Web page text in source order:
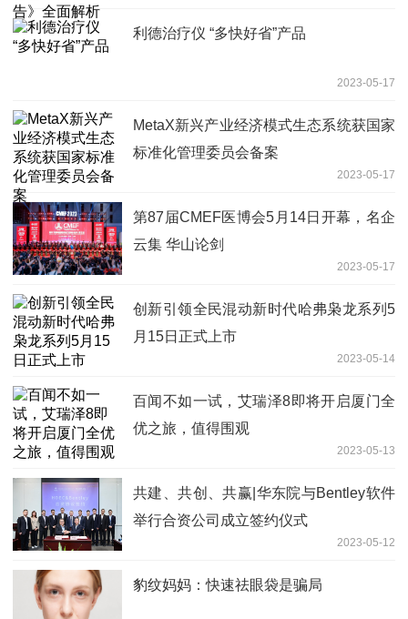
利德治疗仪 “多快好省”产品
2023-05-17
MetaX新兴产业经济模式生态系统获国家
标准化管理委员会备案
2023-05-17
第87届CMEF医博会5月14日开幕，名企
云集 华山论剑
2023-05-17
创新引领全民混动新时代哈弗枭龙系列5
月15日正式上市
2023-05-14
百闻不如一试，艾瑞泽8即将开启厦门全
优之旅，值得围观
2023-05-13
共建、共创、共赢|华东院与Bentley软件
举行合资公司成立签约仪式
2023-05-12
豹纹妈妈：快速祛眼袋是骗局